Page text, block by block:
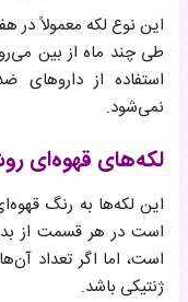
این نوع لکه معمولاً در
طی چند ماه از بین
استفاده از داروهای
نمی‌شود.
لکه‌های قهوه‌ای
این لکه‌ها به رنگ
است در هر قسمت از
است، اما اگر تعداد
ژنتیکی باشد.